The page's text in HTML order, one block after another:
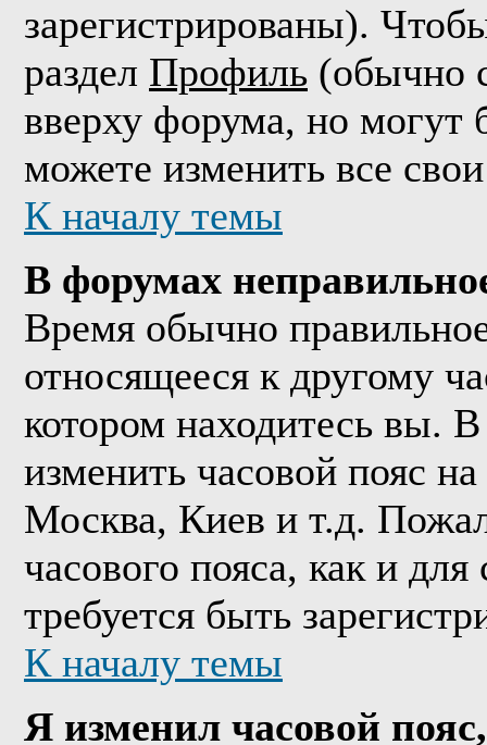
зарегистрированы).
раздел Профиль (обычно
вверху форума, но
можете изменить все
К началу темы
В форумах
Время обычно
относящееся к другому
котором находитесь вы.
изменить часовой пояс
Москва, Киев и т.д.
часового пояса, как и
требуется быть
К началу темы
Я изменил часовой